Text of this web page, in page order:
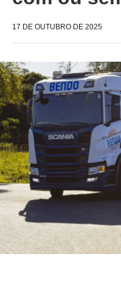
17 DE OUTUBRO DE 2025